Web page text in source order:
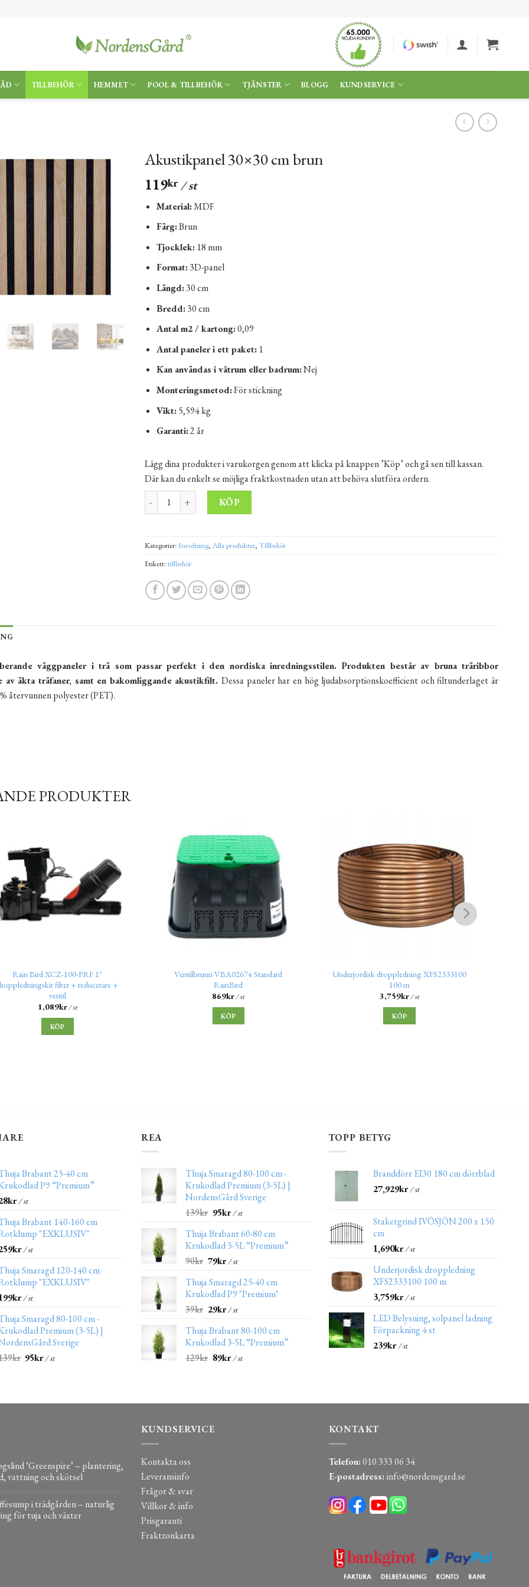
TILLBEHÖR HEMMET POOL & TILLBEHÖR TJÄNSTER BLOGG KUNDSERVICE
Akustikpanel 30×30 cm brun
119kr/ st
Material:MDF
Färg:Brun
Tjocklek: 18 mm
Format:3D-panel
Längd:30 cm
Bredd:30 cm
Antal m2 / kartong:0,09
Antal paneler i ett paket: 1
Kan användas i våtrum eller badrum:Nej
Monteringsmetod:För stickning
Vikt:5,594 kg
Garanti:2 år
Lägg dina produkter i varukorgen genom att klicka på knappen ’Köp’ och gå sen till kassan.
Där kan du enkelt se möjliga fraktkostnaden utan att behöva slutföra ordern.
Akustikpanel 30x30 cm brun mängd
KÖP
Kategorier: Inredning, Alla produkter, Tillbehör
Etikett:tillbehör
väggpaneler i trä som passar perfekt i den nordiska inredningsstilen. Produkten består av bruna träribbor
av äkta träfaner, samt en bakomliggande akustikfilt. Dessa paneler har en hög ljudabsorptionskoefficient och filtunderlaget är
återvunnen polyester (PET).
PRODUKTER
Rain Bird XCZ-100-PRF 1″
filter + reducerare +
ventil
1,089kr/ st
KÖP
Ventilbrunn VBA02674 Standard
RainBird
869kr/ st
KÖP
Underjordisk droppledning XFS2333100
100 m
3,759kr/ st
KÖP
Brabant 25-40 cm
P9 “Premium”
kr/ st
Brabant 140-160 cm
"EXKLUSIV"
kr/ st
Smaragd 120-140 cm
"EXKLUSIV"
kr/ st
Smaragd 80-100 cm -
Premium (3-5L) |
Sverige
kr 95kr/ st
REA
Thuja Smaragd 80-100 cm -
Krukodlad Premium (3-5L) |
NordensGård Sverige
139kr 95kr/ st
Thuja Brabant 60-80 cm
Krukodlad 3-5L “Premium”
90kr 79kr/ st
Thuja Smaragd 25-40 cm
Krukodlad P9 "Premium"
39kr 29kr/ st
Thuja Brabant 80-100 cm
Krukodlad 3-5L “Premium”
129kr 89kr/ st
TOPP BETYG
Branddörr EI30 180 cm dörrblad
27,929kr/ st
Staketgrind IVÖSJÖN 200 x 150
cm
1,690kr/ st
Underjordisk droppledning
XFS2333100 100 m
3,759kr/ st
LED Belysning, solpanel ladning
Förpackning 4 st
239kr/ st
‘Greenspire’ – plantering,
vattning och skötsel
i trädgården – naturlig
för tuja och växter
KUNDSERVICE
Kontakta oss
Leveransinfo
Frågor & svar
Villkor & info
Prisgaranti
Fraktzonkarta
KONTAKT
Telefon:010 333 06 34
E-postadress: info@nordensgard.se